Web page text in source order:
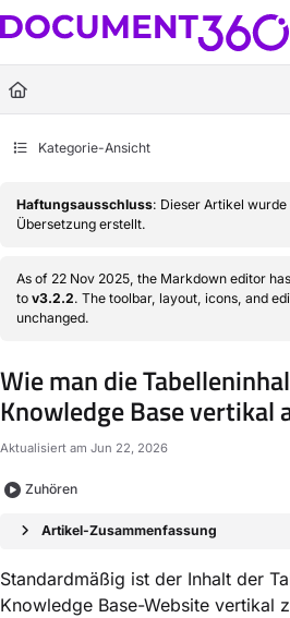
Documentation Index
Fetch the complete documentation index at:
Use this file to discover all available pages
Kategorie-Ansicht
Haftungsausschluss: Dieser Artikel
Übersetzung erstellt.
As of 22 Nov 2025, the Markdown editor
to v3.2.2. The toolbar, layout, icons, and
unchanged.
Wie man die
Knowledge Base vertikal
Aktualisiert am Jun 22, 2026
Zuhören
Artikel-Zusammenfassung
Standardmäßig ist der Inhalt der
Knowledge Base-Website vertikal